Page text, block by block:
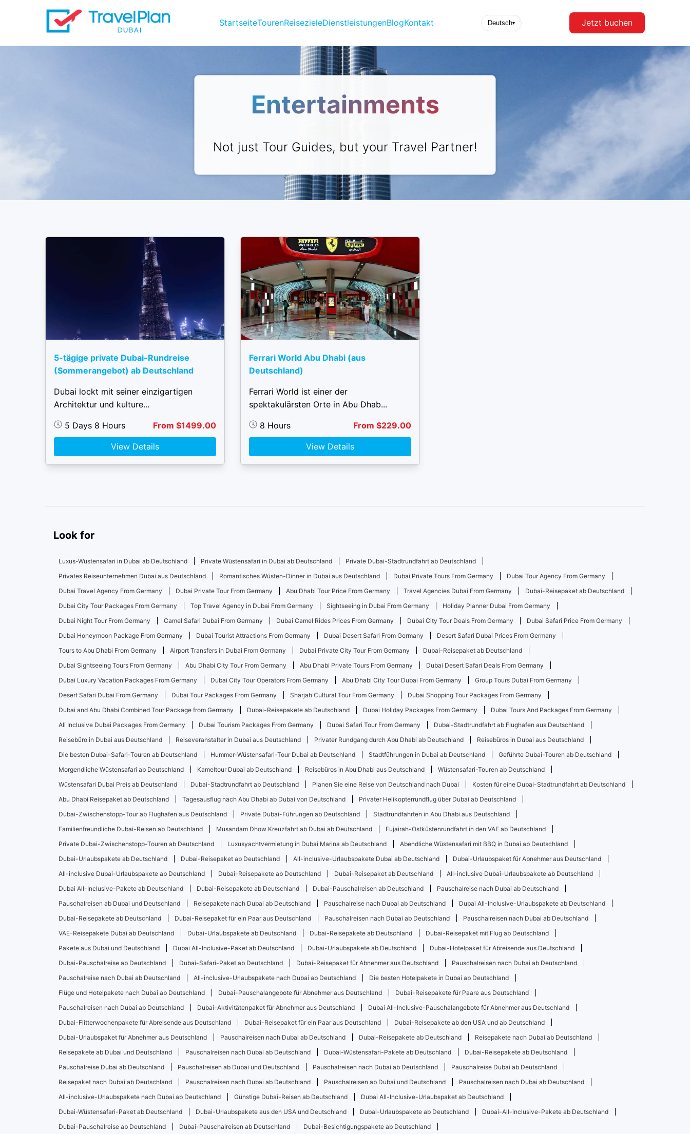
StartseiteTourenReisezieleDienstleistungenBlogKontakt Deutsch▾ Jetzt buchen
Entertainments
Not just Tour Guides, but your Travel Partner!
5-tägige private Dubai-Rundreise
(Sommerangebot) ab Deutschland
Dubai lockt mit seiner einzigartigen
Architektur und kulture...
5 Days 8 Hours From $1499.00
View Details
Ferrari World Abu Dhabi (aus
Deutschland)
Ferrari World ist einer der
spektakulärsten Orte in Abu Dhab...
8 Hours From $229.00
View Details
Look for
Luxus-Wüstensafari in Dubai ab Deutschland Private Wüstensafari in Dubai ab Deutschland
Private Dubai-Stadtrundfahrt ab Deutschland
Privates Reiseunternehmen Dubai aus Deutschland
Romantisches Wüsten-Dinner in Dubai aus Deutschland Dubai Private Tours From Germany
Dubai Tour Agency From Germany
Dubai Travel Agency From Germany
Dubai Private Tour From Germany Abu Dhabi Tour Price From Germany Travel Agencies Dubai From Germany
Dubai-Reisepaket ab Deutschland
Dubai City Tour Packages From Germany
Top Travel Agency in Dubai From Germany Sightseeing in Dubai From Germany
Holiday Planner Dubai From Germany
Dubai Night Tour From Germany
Camel Safari Dubai From Germany Dubai Camel Rides Prices From Germany Dubai City Tour Deals From Germany
Dubai Safari Price From Germany
Dubai Honeymoon Package From Germany
Dubai Tourist Attractions From Germany Dubai Desert Safari From Germany
Desert Safari Dubai Prices From Germany
Tours to Abu Dhabi From Germany
Airport Transfers in Dubai From Germany Dubai Private City Tour From Germany
Dubai-Reisepaket ab Deutschland
Dubai Sightseeing Tours From Germany
Abu Dhabi City Tour From Germany Abu Dhabi Private Tours From Germany
Dubai Desert Safari Deals From Germany
Dubai Luxury Vacation Packages From Germany
Dubai City Tour Operators From Germany Abu Dhabi City Tour Dubai From Germany
Group Tours Dubai From Germany
Desert Safari Dubai From Germany
Dubai Tour Packages From Germany Sharjah Cultural Tour From Germany
Dubai Shopping Tour Packages From Germany
Dubai and Abu Dhabi Combined Tour Package from Germany
Dubai-Reisepakete ab Deutschland Dubai Holiday Packages From Germany
Dubai Tours And Packages From Germany
All Inclusive Dubai Packages From Germany
Dubai Tourism Packages From Germany Dubai Safari Tour From Germany
Dubai-Stadtrundfahrt ab Flughafen aus Deutschland
Reisebüro in Dubai aus Deutschland
Reiseveranstalter in Dubai aus Deutschland Privater Rundgang durch Abu Dhabi ab Deutschland
Reisebüros in Dubai aus Deutschland
Die besten Dubai-Safari-Touren ab Deutschland
Hummer-Wüstensafari-Tour Dubai ab Deutschland Stadtführungen in Dubai ab Deutschland
Geführte Dubai-Touren ab Deutschland
Morgendliche Wüstensafari ab Deutschland
Kameltour Dubai ab Deutschland Reisebüros in Abu Dhabi aus Deutschland
Wüstensafari-Touren ab Deutschland
Wüstensafari Dubai Preis ab Deutschland
Dubai-Stadtrundfahrt ab Deutschland Planen Sie eine Reise von Deutschland nach Dubai
Kosten für eine Dubai-Stadtrundfahrt ab Deutschland
Abu Dhabi Reisepaket ab Deutschland
Tagesausflug nach Abu Dhabi ab Dubai von Deutschland
Privater Helikopterrundflug über Dubai ab Deutschland
Dubai-Zwischenstopp-Tour ab Flughafen aus Deutschland
Private Dubai-Führungen ab Deutschland
Stadtrundfahrten in Abu Dhabi aus Deutschland
Familienfreundliche Dubai-Reisen ab Deutschland
Musandam Dhow Kreuzfahrt ab Dubai ab Deutschland
Fujairah-Ostküstenrundfahrt in den VAE ab Deutschland
Private Dubai-Zwischenstopp-Touren ab Deutschland
Luxusyachtvermietung in Dubai Marina ab Deutschland
Abendliche Wüstensafari mit BBQ in Dubai ab Deutschland
Dubai-Urlaubspakete ab Deutschland
Dubai-Reisepaket ab Deutschland All-inclusive-Urlaubspakete Dubai ab Deutschland
Dubai-Urlaubspaket für Abnehmer aus Deutschland
All-inclusive Dubai-Urlaubspakete ab Deutschland
Dubai-Reisepakete ab Deutschland Dubai-Reisepaket ab Deutschland
All-inclusive Dubai-Urlaubspakete ab Deutschland
Dubai All-Inclusive-Pakete ab Deutschland
Dubai-Reisepakete ab Deutschland Dubai-Pauschalreisen ab Deutschland
Pauschalreise nach Dubai ab Deutschland
Pauschalreisen ab Dubai und Deutschland
Reisepakete nach Dubai ab Deutschland Pauschalreise nach Dubai ab Deutschland
Dubai All-Inclusive-Urlaubspakete ab Deutschland
Dubai-Reisepakete ab Deutschland
Dubai-Reisepaket für ein Paar aus Deutschland Pauschalreisen nach Dubai ab Deutschland
Pauschalreisen nach Dubai ab Deutschland
VAE-Reisepakete Dubai ab Deutschland
Dubai-Urlaubspakete ab Deutschland Dubai-Reisepakete ab Deutschland
Dubai-Reisepaket mit Flug ab Deutschland
Pakete aus Dubai und Deutschland
Dubai All-Inclusive-Paket ab Deutschland Dubai-Urlaubspakete ab Deutschland
Dubai-Hotelpaket für Abreisende aus Deutschland
Dubai-Pauschalreise ab Deutschland
Dubai-Safari-Paket ab Deutschland Dubai-Reisepaket für Abnehmer aus Deutschland
Pauschalreisen nach Dubai ab Deutschland
Pauschalreise nach Dubai ab Deutschland
All-inclusive-Urlaubspakete nach Dubai ab Deutschland
Die besten Hotelpakete in Dubai ab Deutschland
Flüge und Hotelpakete nach Dubai ab Deutschland
Dubai-Pauschalangebote für Abnehmer aus Deutschland
Dubai-Reisepakete für Paare aus Deutschland
Pauschalreisen nach Dubai ab Deutschland
Dubai-Aktivitätenpaket für Abnehmer aus Deutschland
Dubai All-Inclusive-Pauschalangebote für Abnehmer aus Deutschland
Dubai-Flitterwochenpakete für Abreisende aus Deutschland
Dubai-Reisepaket für ein Paar aus Deutschland
Dubai-Reisepakete ab den USA und ab Deutschland
Dubai-Urlaubspaket für Abnehmer aus Deutschland
Pauschalreisen nach Dubai ab Deutschland Dubai-Reisepakete ab Deutschland
Reisepakete nach Dubai ab Deutschland
Reisepakete ab Dubai und Deutschland
Pauschalreisen nach Dubai ab Deutschland Dubai-Wüstensafari-Pakete ab Deutschland
Dubai-Reisepakete ab Deutschland
Pauschalreise Dubai ab Deutschland
Pauschalreisen ab Dubai und Deutschland Pauschalreisen nach Dubai ab Deutschland
Pauschalreise Dubai ab Deutschland
Reisepaket nach Dubai ab Deutschland
Pauschalreisen nach Dubai ab Deutschland Pauschalreisen ab Dubai und Deutschland
Pauschalreisen nach Dubai ab Deutschland
All-inclusive-Urlaubspakete nach Dubai ab Deutschland
Günstige Dubai-Reisen ab Deutschland
Dubai All-Inclusive-Urlaubspaket ab Deutschland
Dubai-Wüstensafari-Paket ab Deutschland
Dubai-Urlaubspakete aus den USA und Deutschland Dubai-Urlaubspakete ab Deutschland
Dubai-All-inclusive-Pakete ab Deutschland
Dubai-Pauschalreise ab Deutschland
Dubai-Pauschalreisen ab Deutschland
Dubai-Besichtigungspakete ab Deutschland